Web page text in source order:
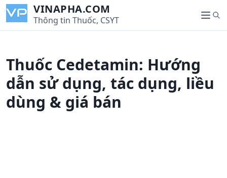
i
VINAPHA.COM
Thông tin Thuốc, CSYT
M
e
S
e
Thuốc Cedetamin: Hướng
dẫn sử dụng, tác dụng, liều
dùng & giá bán